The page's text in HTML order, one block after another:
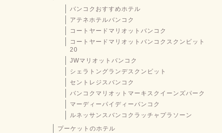
バンコクおすすめホテル
アテネホテルバンコク
コートヤードマリオットバンコク
コートヤードマリオットバンコクスクンビット
20
JWマリオットバンコク
シェラトングランデスクンビット
セントレジスバンコク
バンコクマリオットマーキスクイーンズパーク
マーディーパイディーバンコク
ルネッサンスバンコクラッチャプラソーン
プーケットのホテル